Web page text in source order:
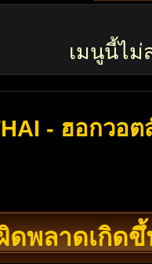
เมนูนี้ไม่
- ฮอกวอต
พลาดเกิดขึ้